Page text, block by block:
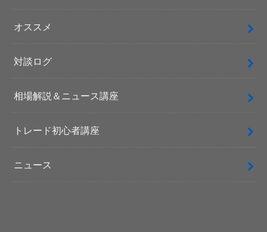
オススメ
対談ログ
相場解説＆ニュース講座
トレード初心者講座
ニュース